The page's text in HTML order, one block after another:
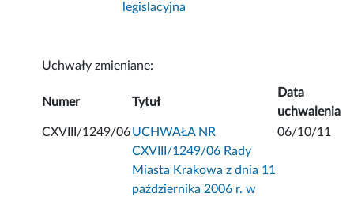
legislacyjna
Uchwały zmieniane:
Numer Tytuł
Data
uchwalenia
CXVIII/1249/06UCHWAŁA NR
CXVIII/1249/06 Rady
Miasta Krakowa z dnia 11
października 2006 r. w
06/10/11